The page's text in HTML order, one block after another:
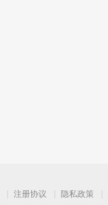
注册协议 隐私政策